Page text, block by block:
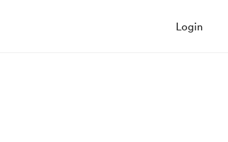
Login